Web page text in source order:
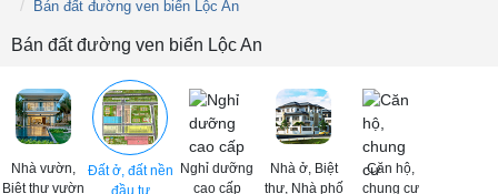
Bán đất đường ven biển Lộc An
Bán đất đường ven biển Lộc An
Nhà vườn,
Biệt thự vườn
Đất ở, đất nền
Nghỉ dưỡng
cao cấp
Nhà ở, Biệt
thự, Nhà phố
Căn hộ,
chung cư